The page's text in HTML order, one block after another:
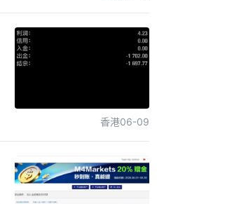
香港06-09